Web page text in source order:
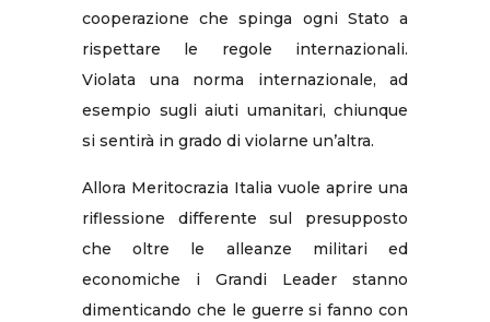
cooperazione che spinga ogni Stato a
rispettare le regole internazionali.
Violata una norma internazionale, ad
esempio sugli aiuti umanitari, chiunque
si sentirà in grado di violarne un’altra.
Allora Meritocrazia Italia vuole aprire una
riflessione differente sul presupposto
che oltre le alleanze militari ed
economiche i Grandi Leader stanno
dimenticando che le guerre si fanno con